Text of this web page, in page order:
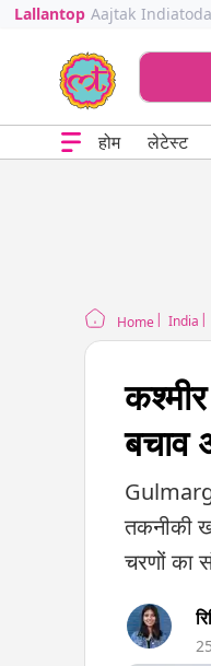
Lallantop Aajtak
होम लेटेस्ट
Home India
बचाव
तकनीकी
चरणों का